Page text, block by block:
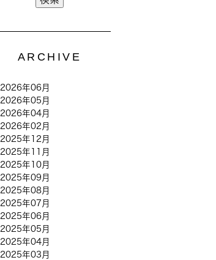
ARCHIVE
2026年06月
2026年05月
2026年04月
2026年02月
2025年12月
2025年11月
2025年10月
2025年09月
2025年08月
2025年07月
2025年06月
2025年05月
2025年04月
2025年03月